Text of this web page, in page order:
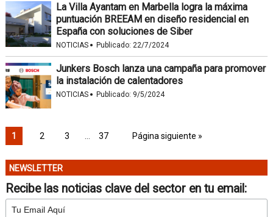
La Villa Ayantam en Marbella logra la máxima
puntuación BREEAM en diseño residencial en
España con soluciones de Siber
NOTICIAS · Publicado: 22/7/2024
Junkers Bosch lanza una campaña para promover
la instalación de calentadores
NOTICIAS · Publicado: 9/5/2024
1 2 3 37 Página siguiente »
NEWSLETTER
Recibe las noticias clave del sector en tu email: